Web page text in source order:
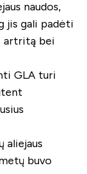
naudos,
jis gali padėti
artritą bei
GLA turi
aliejaus
buvo